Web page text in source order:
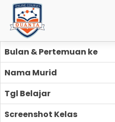
Bulan & Pertemuan ke
Nama Murid
Tgl Belajar
Screenshot Kelas